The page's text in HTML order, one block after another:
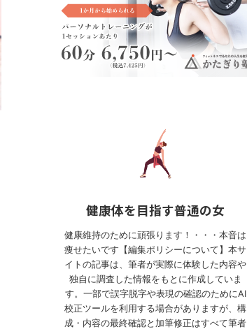
健康体を目指す普通の女
健康維持のために頑張ります！・・・本音は
痩せたいです【編集ポリシーについて】本サ
イトの記事は、筆者が実際に体験した内容や
独自に調査した情報をもとに作成していま
す。一部で誤字脱字や表現の確認のためにAI
校正ツールを利用する場合がありますが、構
成・内容の最終確認と加筆修正はすべて筆者